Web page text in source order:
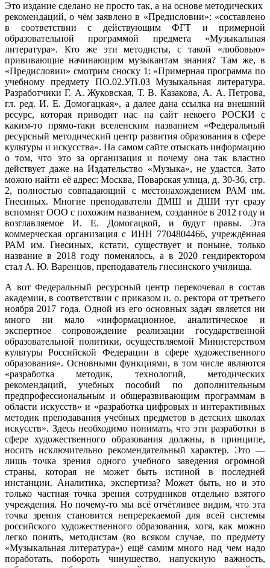
Это издание сделано не просто так, а на основе методических
рекомендаций, о чём заявлено в «Предисловии»: «составлено
в соответствии с действующим ФГТ и примерной
образовательной программой предмета «Музыкальная
литература». Кто же эти методисты, с такой «любовью»
прививающие начинающим музыкантам знания? Там же, в
«Предисловии» смотрим сноску 1: «Примерная программа по
учебному предмету ПО.02.УП.03 Музыкальная литература.
Разработчики Г. А. Жуковская, Т. В. Казакова, А. А. Петрова,
гл. ред. И. Е. Домогацкая», а далее дана ссылка на внешний
ресурс, которая приводит нас на сайт некоего РОСКИ с
каким-то прямо-таки вселенским названием «Федеральный
ресурсный методический центр развития образования в сфере
культуры и искусства». На самом сайте отыскать информацию
о том, что это за организация и почему она так властно
действует даже на Издательство «Музыка», не удастся. Зато
можно найти её адрес: Москва, Поварская улица, д. 30-36, стр.
2, полностью совпадающий с местонахождением РАМ им.
Гнесиных. Многие преподаватели ДМШ и ДШИ тут сразу
вспомнят ООО с похожим названием, созданное в 2012 году и
возглавляемое И. Е. Домогацкой, и будут правы. Эта
коммерческая организация с ИНН 7704804466, учреждённая
РАМ им. Гнесиных, кстати, существует и поныне, только
название в 2018 году поменялось, а в 2020 гендиректором
стал А. Ю. Варенцов, преподаватель гнесинского училища.
А вот Федеральный ресурсный центр перекочевал в состав
академии, в соответствии с приказом и. о. ректора от третьего
ноября 2017 года. Одной из его основных задач является ни
много ни мало «информационное, аналитическое и
экспертное сопровождение реализации государственной
образовательной политики, осуществляемой Министерством
культуры Российской Федерации в сфере художественного
образования». Основными функциями, в том числе являются
«разработка методик, технологий, методических
рекомендаций, учебных пособий по дополнительным
предпрофессиональным и общеразвивающим программам в
области искусств» и «разработка цифровых и интерактивных
методик преподавания учебных предметов в детских школах
искусств». Здесь необходимо понимать, что эти разработки в
сфере художественного образования должны, в принципе,
носить исключительно рекомендательный характер. Это —
лишь точка зрения одного учебного заведения огромной
страны, которая не может быть истиной в последней
инстанции. Аналитика, экспертиза? Может быть, но и это
только частная точка зрения сотрудников отдельно взятого
учреждения. Но почему-то мы всё отчётливее видим, что эта
точка зрения становится непререкаемой для всей системы
российского художественного образования, хотя, как можно
легко понять, методистам (во всяком случае, по предмету
«Музыкальная литература») ещё самим много над чем надо
поработать, побороть чинушество, напускную важность,